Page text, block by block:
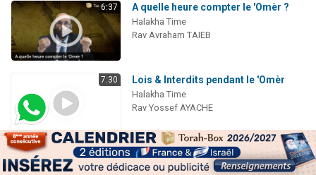
6:37 A quelle heure compter le 'Omèr ?
Halakha Time
Rav Avraham TAIEB
7:30 Lois & Interdits pendant le 'Omèr
Halakha Time
Rav Yossef AYACHE
6:00
Après Pessa'h : quelle bénédiction
sur la Matsa ?